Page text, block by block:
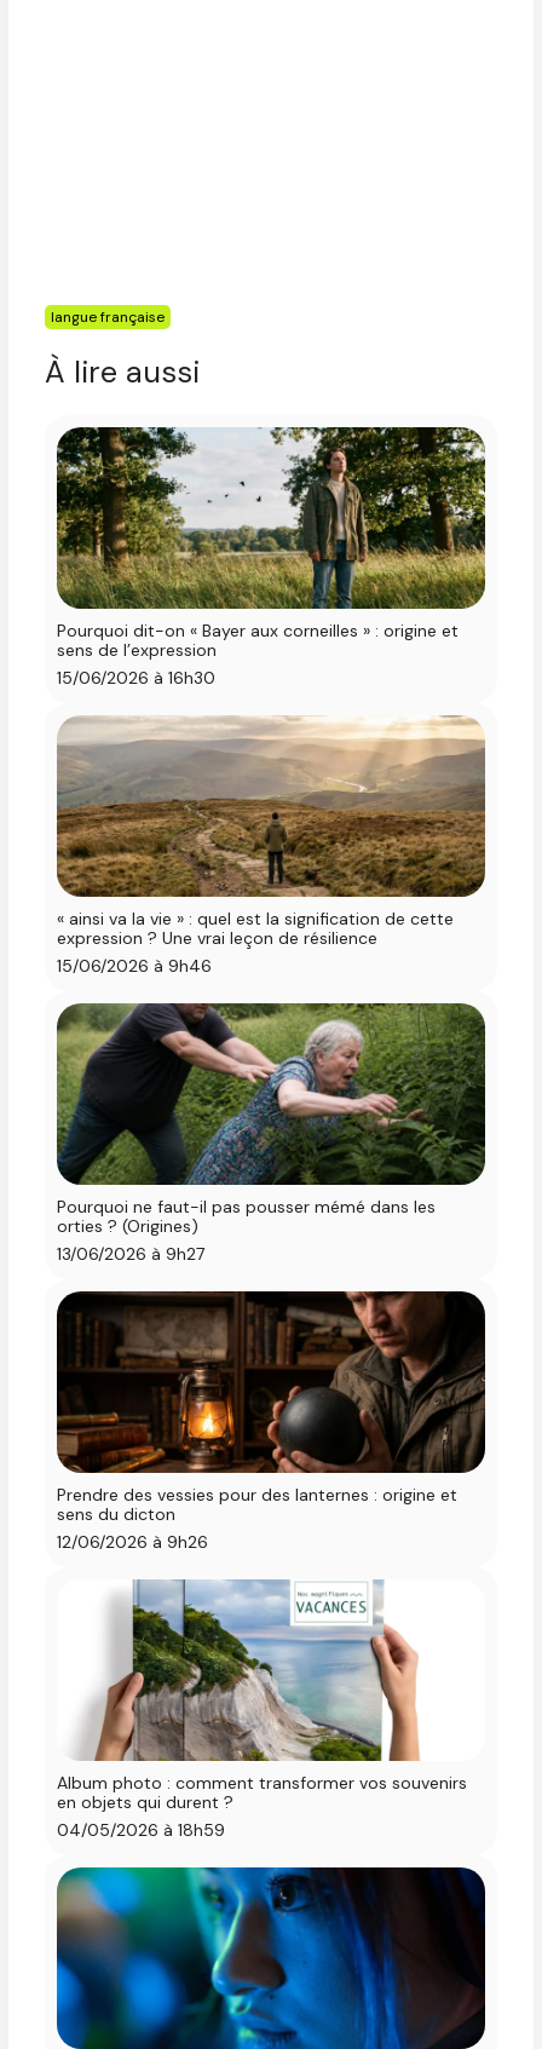
Étiquettes
langue française
À lire aussi
Pourquoi dit-on « Bayer aux corneilles » : origine et
sens de l’expression
15/06/2026 à 16h30
« ainsi va la vie » : quel est la signification de cette
expression ? Une vrai leçon de résilience
15/06/2026 à 9h46
Pourquoi ne faut-il pas pousser mémé dans les
orties ? (Origines)
13/06/2026 à 9h27
Prendre des vessies pour des lanternes : origine et
sens du dicton
12/06/2026 à 9h26
Album photo : comment transformer vos souvenirs
en objets qui durent ?
04/05/2026 à 18h59